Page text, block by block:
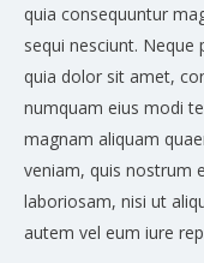
quia consequuntur
sequi nesciunt.
quia dolor sit amet,
numquam eius modi
magnam aliquam
veniam, quis nostrum
laboriosam, nisi ut
autem vel eum iure